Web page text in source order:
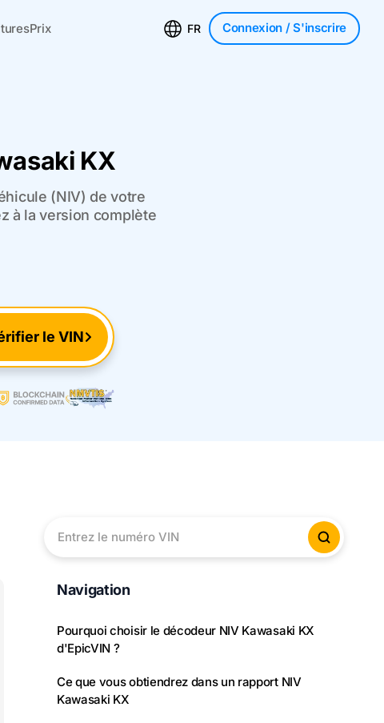
Prix FR Connexion / S'inscrire
KX
(NIV) de votre
à la version complète
le VIN
Entrez le numéro VIN Vérifier
Navigation
Pourquoi choisir le décodeur NIV Kawasaki KX
d'EpicVIN ?
Ce que vous obtiendrez dans un rapport NIV
Kawasaki KX